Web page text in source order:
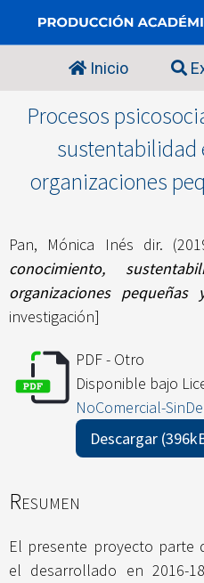
Inicio
Procesos
sustentabilidad
organizaciones
Pan, Mónica Inés dir.
conocimiento,
organizaciones pequeñas
investigación]
PDF - Otro
Disponible bajo
NoComercial-
Descargar
Resumen
El presente proyecto parte
el desarrollado en 2016-